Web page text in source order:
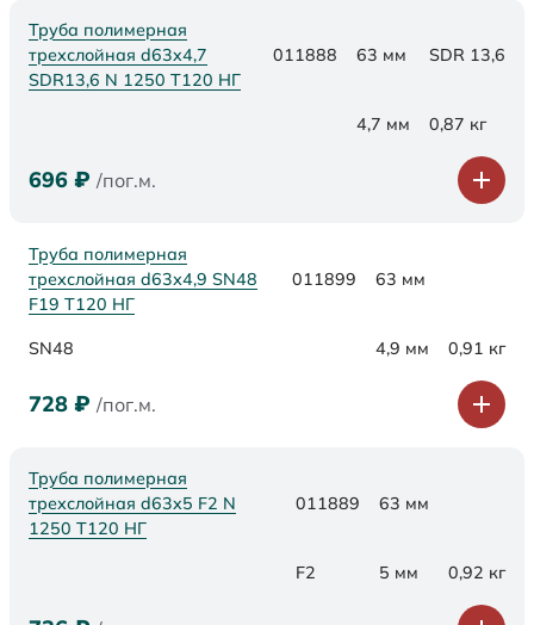
Труба полимерная
трехслойная d63x4,7
SDR13,6 N 1250 Т120 НГ
011888 63 мм SDR 13,6
4,7 мм 0,87 кг
696 ₽ /пог.м.
Труба полимерная
трехслойная d63х4,9 SN48
F19 Т120 НГ
011899 63 мм
SN48 4,9 мм 0,91 кг
728 ₽ /пог.м.
Труба полимерная
трехслойная d63x5 F2 N
1250 Т120 НГ
011889 63 мм
F2 5 мм 0,92 кг